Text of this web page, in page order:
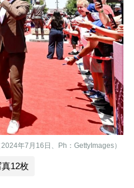
年7月16日、Ph：GettyImages）
12枚